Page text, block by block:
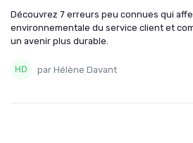
Découvrez 7 erreurs peu connues qui
environnementale du service client et
un avenir plus durable.
par Hélène Davant